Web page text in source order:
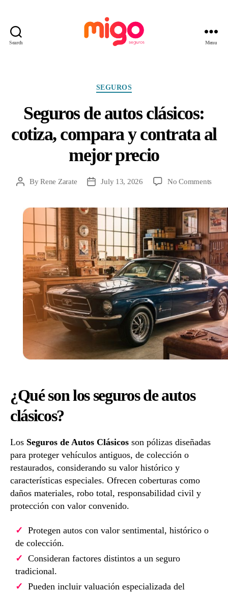
Search Menu
Categories
SEGUROS
Seguros de autos clásicos:
cotiza, compara y contrata al
mejor precio
PostByRene Zarate
PostJuly 13, 2026 No Commentson
autos
y
al
¿Qué son los seguros de autos
clásicos?
Los Seguros de Autos Clásicos son pólizas diseñadas
para proteger vehículos antiguos, de colección o
restaurados, considerando su valor histórico y
características especiales. Ofrecen coberturas como
daños materiales, robo total, responsabilidad civil y
protección con valor convenido.
Protegen autos con valor sentimental, histórico o
de colección.
Consideran factores distintos a un seguro
tradicional.
Pueden incluir valuación especializada del